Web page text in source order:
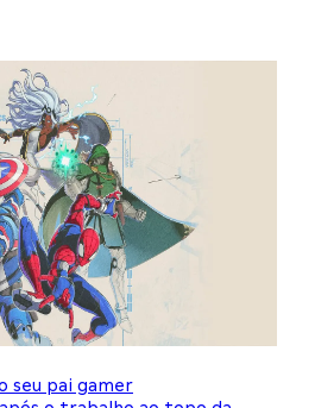
seu pai gamer